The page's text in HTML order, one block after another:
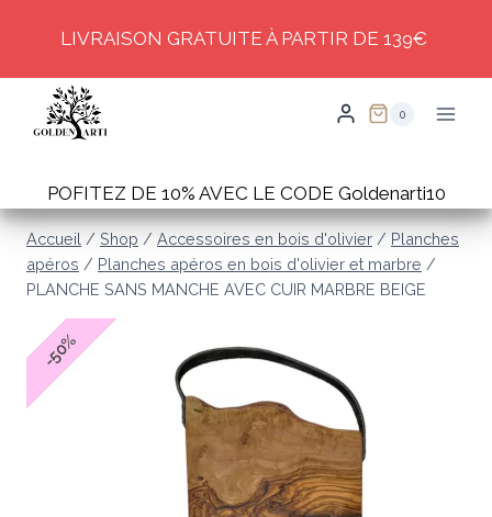
content
LIVRAISON GRATUITE À PARTIR DE 139€
0
POFITEZ DE 10% AVEC LE CODE Goldenarti10
Accueil / Shop / Accessoires en bois d'olivier / Planches
apéros / Planches apéros en bois d'olivier et marbre /
PLANCHE SANS MANCHE AVEC CUIR MARBRE BEIGE
-
50
%